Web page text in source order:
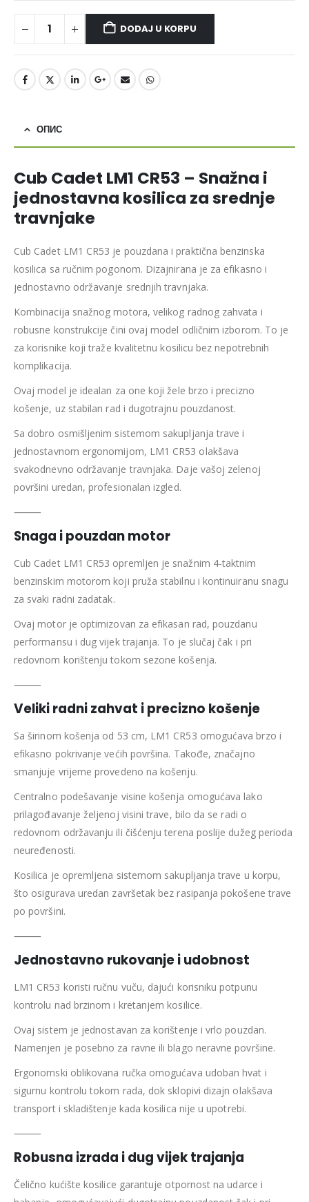
DODAJ U KORPU
ОПИС
Cub Cadet LM1 CR53 – Snažna i
jednostavna kosilica za srednje
travnjake
Cub Cadet LM1 CR53 je pouzdana i praktična benzinska
kosilica sa ručnim pogonom. Dizajnirana je za efikasno i
jednostavno održavanje srednjih travnjaka.
Kombinacija snažnog motora, velikog radnog zahvata i
robusne konstrukcije čini ovaj model odličnim izborom. To je
za korisnike koji traže kvalitetnu kosilicu bez nepotrebnih
komplikacija.
Ovaj model je idealan za one koji žele brzo i precizno
košenje, uz stabilan rad i dugotrajnu pouzdanost.
Sa dobro osmišljenim sistemom sakupljanja trave i
jednostavnom ergonomijom, LM1 CR53 olakšava
svakodnevno održavanje travnjaka. Daje vašoj zelenoj
površini uredan, profesionalan izgled.
⸻
Snaga i pouzdan motor
Cub Cadet LM1 CR53 opremljen je snažnim 4-taktnim
benzinskim motorom koji pruža stabilnu i kontinuiranu snagu
za svaki radni zadatak.
Ovaj motor je optimizovan za efikasan rad, pouzdanu
performansu i dug vijek trajanja. To je slučaj čak i pri
redovnom korištenju tokom sezone košenja.
⸻
Veliki radni zahvat i precizno košenje
Sa širinom košenja od 53 cm, LM1 CR53 omogućava brzo i
efikasno pokrivanje većih površina. Takođe, značajno
smanjuje vrijeme provedeno na košenju.
Centralno podešavanje visine košenja omogućava lako
prilagođavanje željenoj visini trave, bilo da se radi o
redovnom održavanju ili čišćenju terena poslije dužeg perioda
neuređenosti.
Kosilica je opremljena sistemom sakupljanja trave u korpu,
što osigurava uredan završetak bez rasipanja pokošene trave
po površini.
⸻
Jednostavno rukovanje i udobnost
LM1 CR53 koristi ručnu vuču, dajući korisniku potpunu
kontrolu nad brzinom i kretanjem kosilice.
Ovaj sistem je jednostavan za korištenje i vrlo pouzdan.
Namenjen je posebno za ravne ili blago neravne površine.
Ergonomski oblikovana ručka omogućava udoban hvat i
sigurnu kontrolu tokom rada, dok sklopivi dizajn olakšava
transport i skladištenje kada kosilica nije u upotrebi.
⸻
Robusna izrada i dug vijek trajanja
Čelično kućište kosilice garantuje otpornost na udarce i